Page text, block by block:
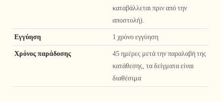
καταβάλλεται πριν από την
αποστολή).
Εγγύηση 1 χρόνο εγγύηση
Χρόνος παράδοσης
45 ημέρες μετά την παραλαβή της
κατάθεσης, τα δείγματα είναι
διαθέσιμα